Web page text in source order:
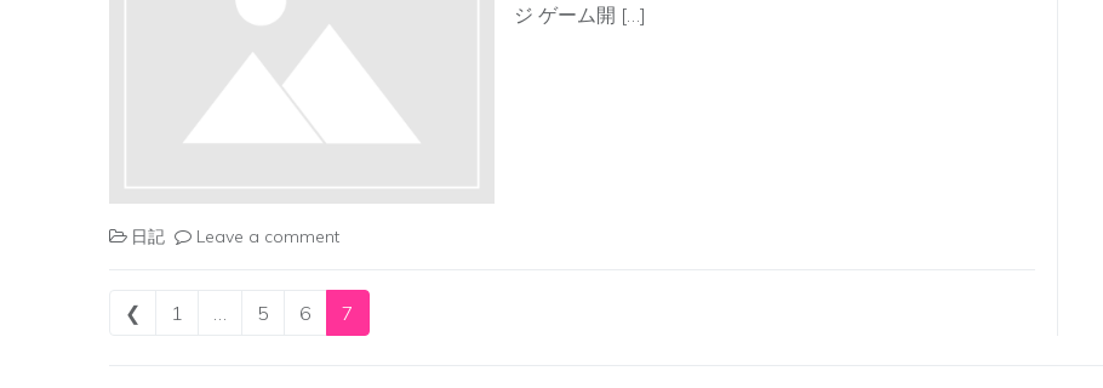
ジ ゲーム開 […]
日記 Leave a comment
Posts navigation
❮ 1 5 6 7